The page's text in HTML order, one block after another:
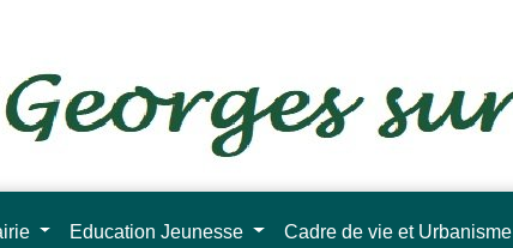
Education Jeunesse Cadre de vie et Urbanisme